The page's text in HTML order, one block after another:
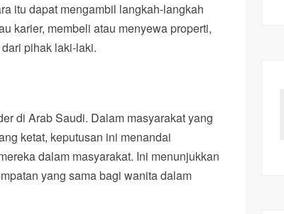
itu dapat mengambil langkah-langkah
karier, membeli atau menyewa properti,
pihak laki-laki.
di Arab Saudi. Dalam masyarakat yang
ketat, keputusan ini menandai
dalam masyarakat. Ini menunjukkan
yang sama bagi wanita dalam